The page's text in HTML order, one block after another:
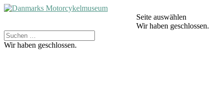
Seite auswählen
Wir haben geschlossen.
Wir haben geschlossen.